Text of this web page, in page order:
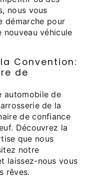
nous vous
démarche pour
véhicule
Convention:
de
automobile de
de la
de confiance
Découvrez la
que nous
notre
laissez-nous vous
rêves.